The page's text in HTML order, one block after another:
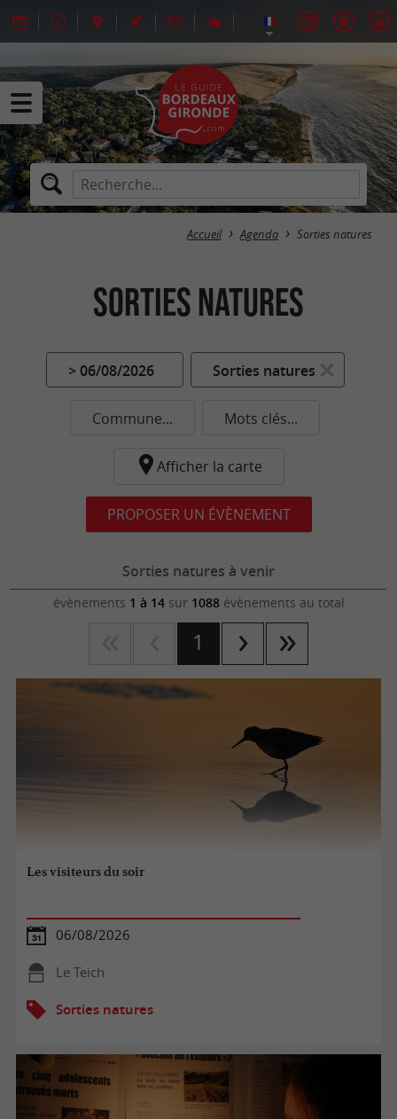
Accueil Agenda Sorties natures
Sorties natures
> 06/08/2026 Sorties natures
Commune... Mots clés...
Afficher la carte
PROPOSER UN ÉVÈNEMENT
Sorties natures à venir
évènements 1 à 14sur 1088évènements au total
1
Les visiteurs du soir
06/08/2026
Le Teich
Sorties natures